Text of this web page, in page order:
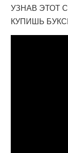
УЗНАВ ЭТОТ
КУПИШЬ